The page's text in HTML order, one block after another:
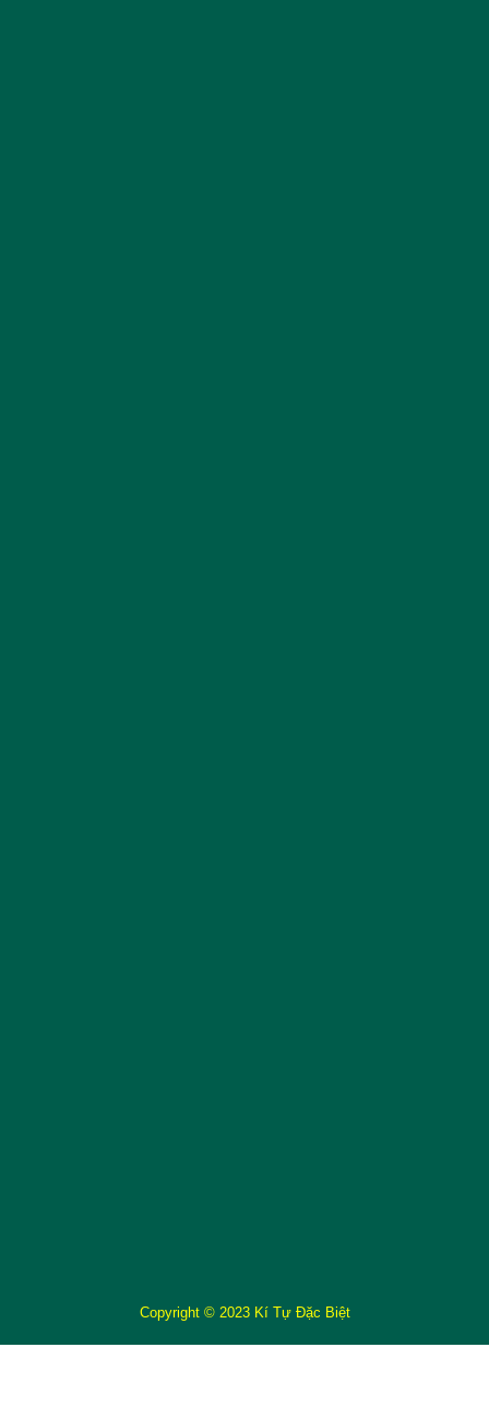
Copyright © 2023 Kí Tự Đặc Biệt